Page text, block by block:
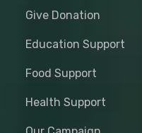
Give Donation
Education Support
Food Support
Health Support